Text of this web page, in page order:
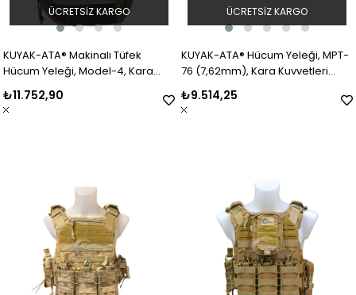
KUYAK-ATA® Makinalı Tüfek
Hücum Yeleği, Model-4, Kara
₺11.752,90
ÜCRETSIZ KARGO
KUYAK-ATA® Hücum Yeleği, MPT-
76 (7,62mm), Kara Kuvvetleri
₺9.514,25
ÜCRETSIZ KARGO